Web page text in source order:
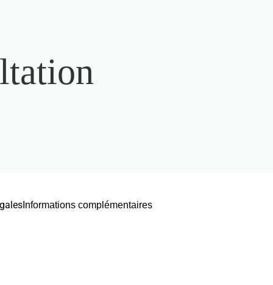
Informations complémentaires